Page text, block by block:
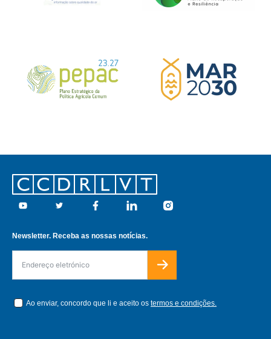
Footer
Youtube Twitter Facebook Linkedin Instagram
Newsletter. Receba as nossas notícias.
Ao enviar, concordo que li e aceito os termos e condições.